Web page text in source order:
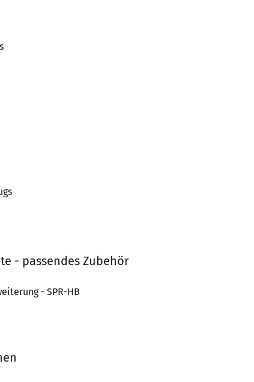
- passendes Zubehör
- SPR-HB